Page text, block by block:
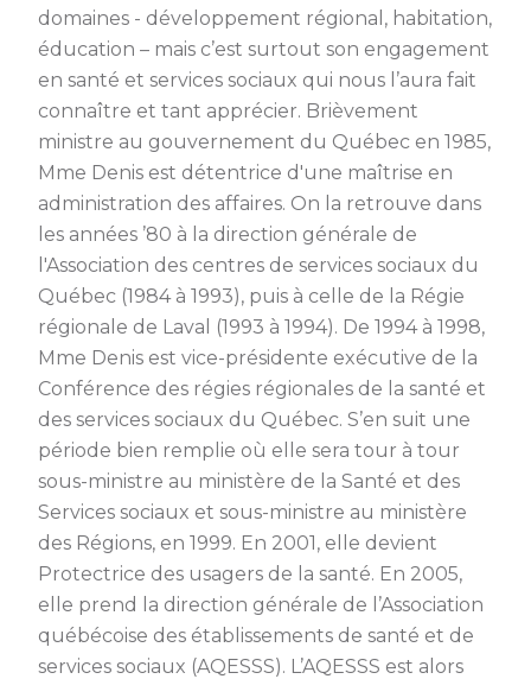
domaines - développement régional, habitation,
éducation – mais c’est surtout son engagement
en santé et services sociaux qui nous l’aura fait
connaître et tant apprécier. Brièvement
ministre au gouvernement du Québec en 1985,
Mme Denis est détentrice d'une maîtrise en
administration des affaires. On la retrouve dans
les années ’80 à la direction générale de
l'Association des centres de services sociaux du
Québec (1984 à 1993), puis à celle de la Régie
régionale de Laval (1993 à 1994). De 1994 à 1998,
Mme Denis est vice-présidente exécutive de la
Conférence des régies régionales de la santé et
des services sociaux du Québec. S’en suit une
période bien remplie où elle sera tour à tour
sous-ministre au ministère de la Santé et des
Services sociaux et sous-ministre au ministère
des Régions, en 1999. En 2001, elle devient
Protectrice des usagers de la santé. En 2005,
elle prend la direction générale de l’Association
québécoise des établissements de santé et de
services sociaux (AQESSS). L’AQESSS est alors